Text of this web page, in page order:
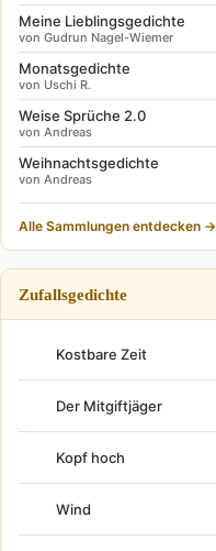
Meine Lieblingsgedichte
von Gudrun Nagel-Wiemer
Monatsgedichte
von Uschi R.
Weise Sprüche 2.0
von Andreas
Weihnachtsgedichte
von Andreas
Alle Sammlungen entdecken →
Zufallsgedichte
Kostbare Zeit
Der Mitgiftjäger
Kopf hoch
Wind